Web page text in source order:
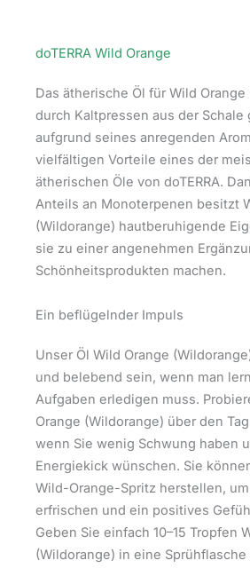
doTERRA Wild Orange
Das ätherische Öl für Wild
durch Kaltpressen aus der
aufgrund seines anregenden
vielfältigen Vorteile eines der
ätherischen Öle von doTERRA.
Anteils an Monoterpenen besitzt
(Wildorange) hautberuhigende
sie zu einer angenehmen
Schönheitsprodukten machen.
Ein beflügelnder Impuls
Unser Öl Wild Orange
und belebend sein, wenn man
Aufgaben erledigen muss.
Orange (Wildorange) über den
wenn Sie wenig Schwung haben
Energiekick wünschen. Sie
Wild-Orange-Spritz herstellen,
erfrischen und ein positives
Geben Sie einfach 10–15 Tropfen
(Wildorange) in eine Sprühflasche